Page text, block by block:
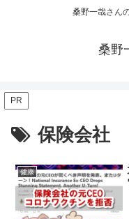
桑野一哉さん
桑野
PR
保険会社
健康